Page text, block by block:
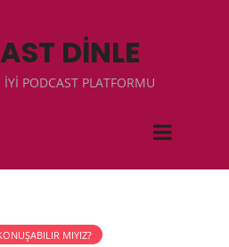
DİNLE
PODCAST PLATFORMU
MIYIZ?